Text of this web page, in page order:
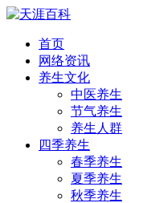
首页
网络资讯
养生文化
中医养生
节气养生
养生人群
四季养生
春季养生
夏季养生
秋季养生